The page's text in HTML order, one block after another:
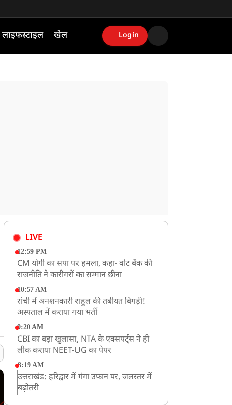
लाइफस्टाइल खेल Login
LIVE
12:59 PM
CM योगी का सपा पर हमला, कहा- वोट बैंक की
राजनीति ने कारीगरों का सम्मान छीना
10:57 AM
रांची में अनशनकारी राहुल की तबीयत बिगड़ी!
अस्पताल में कराया गया भर्ती
9:20 AM
CBI का बड़ा खुलासा, NTA के एक्सपर्ट्स ने ही
लीक कराया NEET-UG का पेपर
8:19 AM
उत्तराखंड: हरिद्वार में गंगा उफान पर, जलस्तर में
बढ़ोतरी